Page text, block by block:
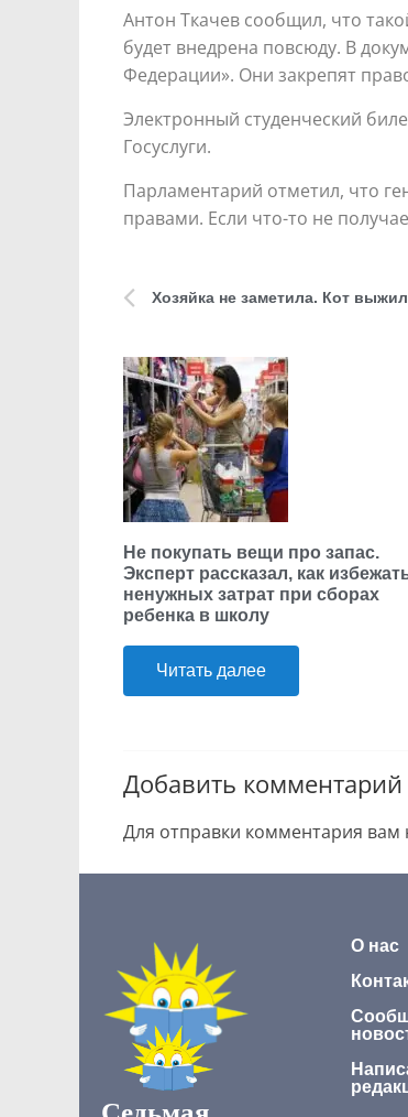
Антон Ткачев сообщил, что
будет внедрена повсюду. В
Федерации». Они закрепят
Электронный студенческий
Госуслуги.
Парламентарий отметил, что
правами. Если что-то не
Хозяйка не заметила. Кот
Не покупать вещи про запас.
Эксперт рассказал, как
ненужных затрат при сборах
ребенка в школу
Читать далее
Добавить комментарий
Для отправки комментария вам
Седьмая
О нас